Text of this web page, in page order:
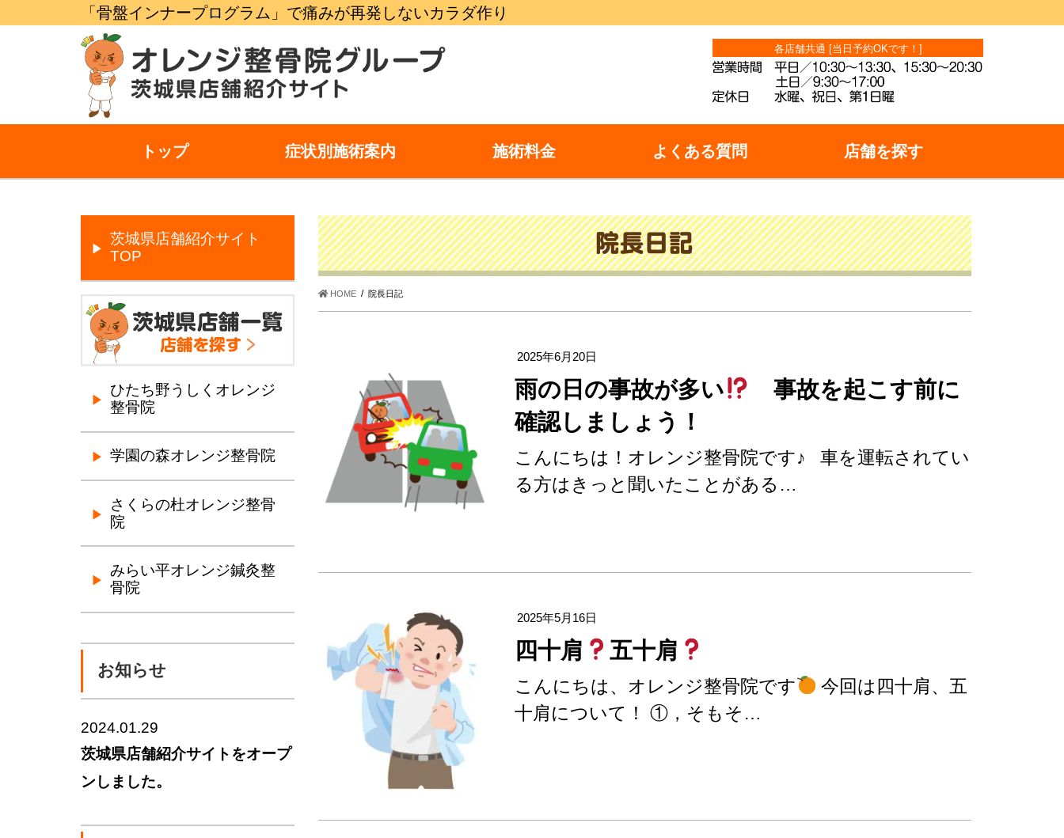
「骨盤インナープログラム」で痛みが再発しないカラダ作り
各店舗共通 [当日予約OKです！]
トップ 症状別施術案内 施術料金 よくある質問 店舗を探す
HOME 院長日記
2025年6月20日
雨の日の事故が多い
事故を起こす前に
確認しましょう！
こんにちは！オレンジ整骨院です♪ 車を運転されてい
る方はきっと聞いたことがある…
2025年5月16日
四十肩 五十肩
こんにちは、オレンジ整骨院です
今回は四十肩、五
十肩について！ ①，そもそ…
茨城県店舗紹介サイト
TOP
ひたち野うしくオレンジ
整骨院
学園の森オレンジ整骨院
さくらの杜オレンジ整骨
院
みらい平オレンジ鍼灸整
骨院
お知らせ
2024.01.29
茨城県店舗紹介サイトをオープ
ンしました。